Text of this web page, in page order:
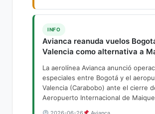
INFO
Avianca reanuda vuelos
Valencia como alternativa a
La aerolínea Avianca anunció
especiales entre Bogotá y el
Valencia (Carabobo) ante el cierre
Aeropuerto Internacional de